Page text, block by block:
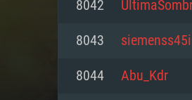
8042
8043 siemenss45i
8044 Abu_Kdr